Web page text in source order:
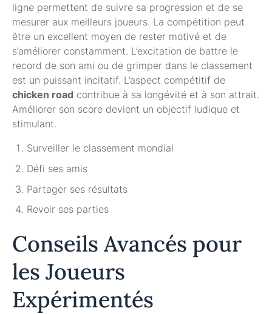
ligne permettent de suivre sa progression et de se
mesurer aux meilleurs joueurs. La compétition peut
être un excellent moyen de rester motivé et de
s’améliorer constamment. L’excitation de battre le
record de son ami ou de grimper dans le classement
est un puissant incitatif. L’aspect compétitif de
chicken road contribue à sa longévité et à son attrait.
Améliorer son score devient un objectif ludique et
stimulant.
Surveiller le classement mondial
Défi ses amis
Partager ses résultats
Revoir ses parties
Conseils Avancés pour
les Joueurs
Expérimentés